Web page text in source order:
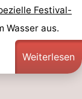
Festival-
Wasser aus.
Weiterlesen